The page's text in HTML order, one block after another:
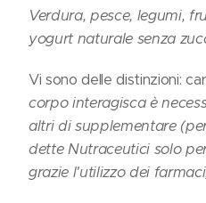
Verdura, pesce, legumi,
yogurt naturale senza
Vi sono delle distinzioni:
corpo interagisca è
altri di supplementare
dette Nutraceutici solo
grazie l'utilizzo dei